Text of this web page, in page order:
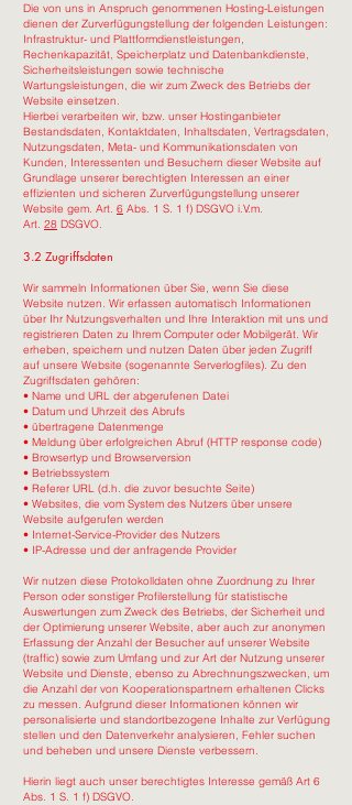
Die von uns in Anspruch genommenen Hosting-Leistungen
dienen der Zurverfügungstellung der folgenden Leistungen:
Infrastruktur- und Plattformdienstleistungen,
Rechenkapazität, Speicherplatz und Datenbankdienste,
Sicherheitsleistungen sowie technische
Wartungsleistungen, die wir zum Zweck des Betriebs der
Website einsetzen.
Hierbei verarbeiten wir, bzw. unser Hostinganbieter
Bestandsdaten, Kontaktdaten, Inhaltsdaten, Vertragsdaten,
Nutzungsdaten, Meta- und Kommunikationsdaten von
Kunden, Interessenten und Besuchern dieser Website auf
Grundlage unserer berechtigten Interessen an einer
effizienten und sicheren Zurverfügungstellung unserer
Website gem. Art. 6 Abs. 1 S. 1 f) DSGVO i.V.m.
Art. 28 DSGVO.
3.2 Zugriffsdaten
Wir sammeln Informationen über Sie, wenn Sie diese
Website nutzen. Wir erfassen automatisch Informationen
über Ihr Nutzungsverhalten und Ihre Interaktion mit uns und
registrieren Daten zu Ihrem Computer oder Mobilgerät. Wir
erheben, speichern und nutzen Daten über jeden Zugriff
auf unsere Website (sogenannte Serverlogfiles). Zu den
Zugriffsdaten gehören:
• Name und URL der abgerufenen Datei
• Datum und Uhrzeit des Abrufs
• übertragene Datenmenge
• Meldung über erfolgreichen Abruf (HTTP response code)
• Browsertyp und Browserversion
• Betriebssystem
• Referer URL (d.h. die zuvor besuchte Seite)
• Websites, die vom System des Nutzers über unsere
Website aufgerufen werden
• Internet-Service-Provider des Nutzers
• IP-Adresse und der anfragende Provider
Wir nutzen diese Protokolldaten ohne Zuordnung zu Ihrer
Person oder sonstiger Profilerstellung für statistische
Auswertungen zum Zweck des Betriebs, der Sicherheit und
der Optimierung unserer Website, aber auch zur anonymen
Erfassung der Anzahl der Besucher auf unserer Website
(traffic) sowie zum Umfang und zur Art der Nutzung unserer
Website und Dienste, ebenso zu Abrechnungszwecken, um
die Anzahl der von Kooperationspartnern erhaltenen Clicks
zu messen. Aufgrund dieser Informationen können wir
personalisierte und standortbezogene Inhalte zur Verfügung
stellen und den Datenverkehr analysieren, Fehler suchen
und beheben und unsere Dienste verbessern.
Hierin liegt auch unser berechtigtes Interesse gemäß Art 6
Abs. 1 S. 1 f) DSGVO.